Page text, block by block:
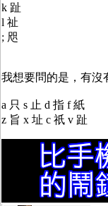
k 趾
l 祉
; 咫
我想要問的是，有沒
a 只 s 止 d 指 f 紙
z 旨 x 址 c 祇 v 趾